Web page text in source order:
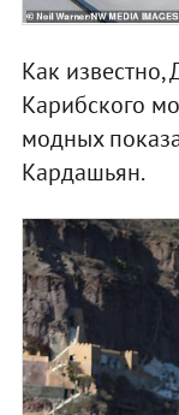
Как известно,
Карибского
модных
Кардашьян.